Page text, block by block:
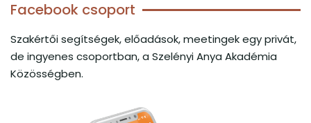
Facebook csoport
Szakértői segítségek, előadások, meetingek egy privát,
de ingyenes csoportban, a Szelényi Anya Akadémia
Közösségben.